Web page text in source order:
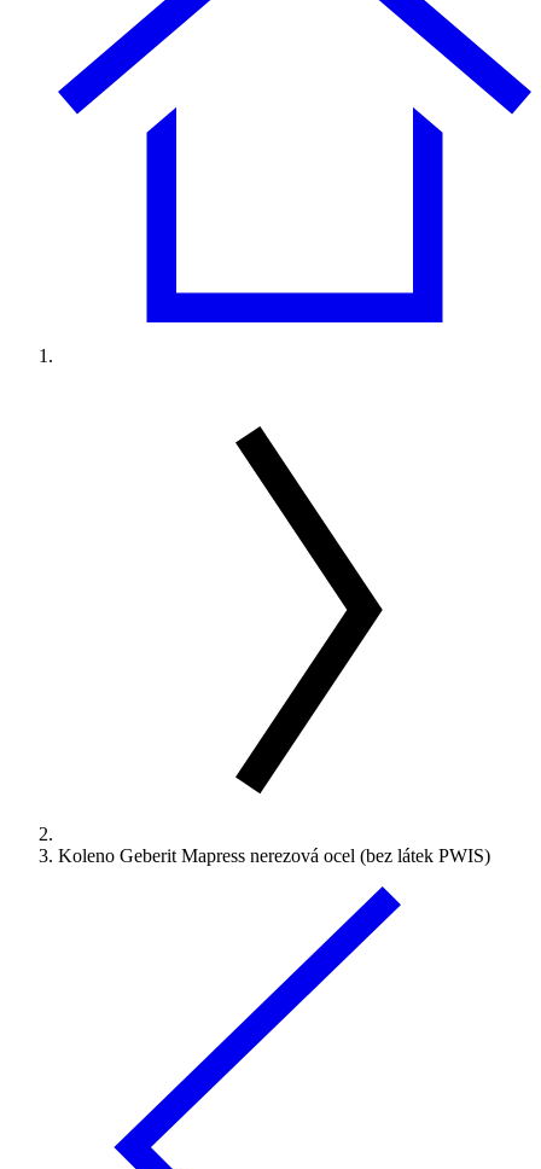
Koleno Geberit Mapress nerezová ocel (bez látek PWIS)